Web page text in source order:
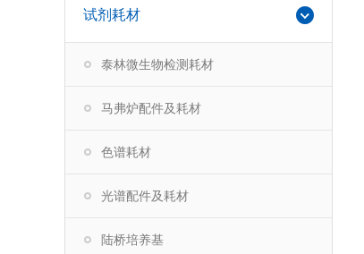
试剂耗材
泰林微生物检测耗材
马弗炉配件及耗材
色谱耗材
光谱配件及耗材
陆桥培养基